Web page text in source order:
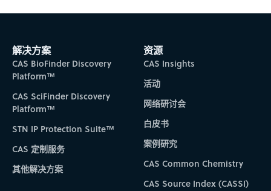
Subscribe to CAS Insights
解决方案
CAS BioFinder Discovery
Platform™
CAS SciFinder Discovery
Platform™
STN IP Protection Suite™
CAS 定制服务
其他解决方案
资源
CAS Insights
活动
网络研讨会
白皮书
案例研究
CAS Common Chemistry
CAS Source Index (CASSI)